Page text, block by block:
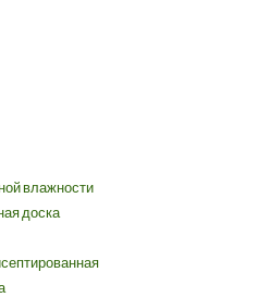
влажности
доска